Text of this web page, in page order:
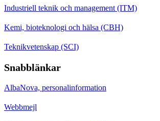
Industriell teknik och management (ITM)
Kemi, bioteknologi och hälsa (CBH)
Teknikvetenskap (SCI)
Snabblänkar
AlbaNova, personalinformation
Webbmejl